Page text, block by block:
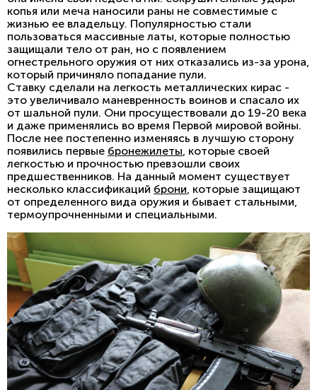
копья или меча наносили раны не совместимые с
жизнью ее владельцу. Популярностью стали
пользоваться массивные латы, которые полностью
защищали тело от ран, но с появлением
огнестрельного оружия от них отказались из-за урона,
который причиняло попадание пули.
Ставку сделали на легкость металлических кирас -
это увеличивало маневренность воинов и спасало их
от шальной пули. Они просуществовали до 19-20 века
и даже применялись во время Первой мировой войны.
После нее постепенно изменяясь в лучшую сторону
появились первые бронежилеты , которые своей
легкостью и прочностью превзошли своих
предшественников. На данный момент существует
несколько классификаций брони , которые защищают
от определенного вида оружия и бывает стальными,
термоупрочненными и специальными.